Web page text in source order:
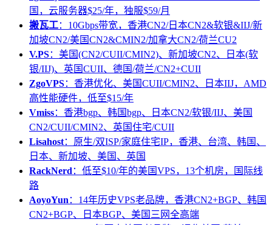
国，云服务器$25/年，独服$59/月
搬瓦工：10Gbps带宽，香港CN2/日本CN2&软银&IIJ/新
加坡CN2/美国CN2&CMIN2/加拿大CN2/荷兰CU2
V.PS：美国(CN2/CUII/CMIN2)、新加坡CN2、日本(软
银/IIJ)、英国CUII、德国/荷兰/CN2+CUII
ZgoVPS：香港优化、美国CUII/CMIN2、日本IIJ，AMD
高性能硬件，低至$15/年
Vmiss：香港bgp、韩国bgp、日本CN2/软银/IIJ、美国
CN2/CUII/CMIN2、英国住宅/CUII
Lisahost：原生/双ISP/家庭住宅IP，香港、台湾、韩国、
日本、新加坡、美国、英国
RackNerd ：低至$10/年的美国VPS，13个机房，国际线
路
AoyoYun ：14年历史VPS老品牌，香港CN2+BGP、韩国
CN2+BGP、日本BGP、美国三网全高端